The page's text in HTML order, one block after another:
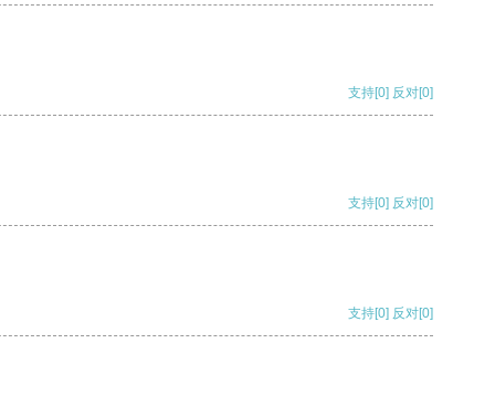
支持[0] 反对[0]
支持[0] 反对[0]
支持[0] 反对[0]